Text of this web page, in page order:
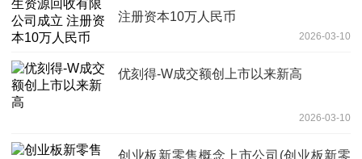
注册资本10万人民币
2026-03-10
优刻得-W成交额创上市以来新高
2026-03-10
创业板新零售概念上市公司(创业板新零